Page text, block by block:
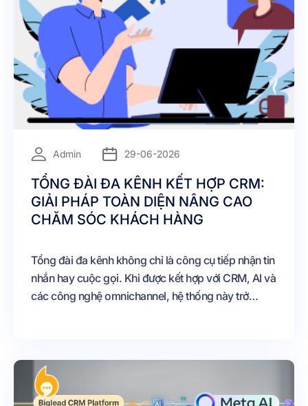
Admin 29-06-2026
TỔNG ĐÀI ĐA KÊNH KẾT HỢP CRM:
GIẢI PHÁP TOÀN DIỆN NÂNG CAO
CHĂM SÓC KHÁCH HÀNG
Tổng đài đa kênh không chỉ là công cụ tiếp nhận tin
nhắn hay cuộc gọi. Khi được kết hợp với CRM, AI và
các công nghệ omnichannel, hệ thống này trở